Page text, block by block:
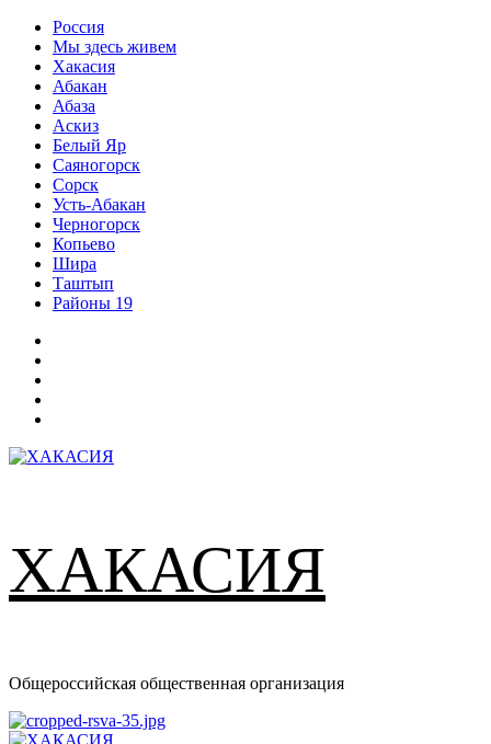
Перейти
содержимому
Россия
Мы здесь живем
Хакасия
Абакан
Абаза
Аскиз
Белый Яр
Саяногорск
Сорск
Усть-Абакан
Черногорск
Копьево
Шира
Таштып
Районы 19
ХАКАСИЯ
Общероссийская общественная организация
Основное